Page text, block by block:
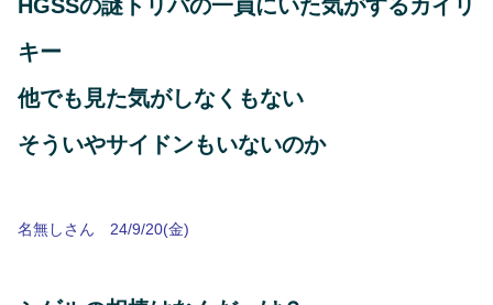
HGSSの謎トリパの一員にいた気がするカイリ
キー
他でも見た気がしなくもない
そういやサイドンもいないのか
名無しさん 24/9/20(金)